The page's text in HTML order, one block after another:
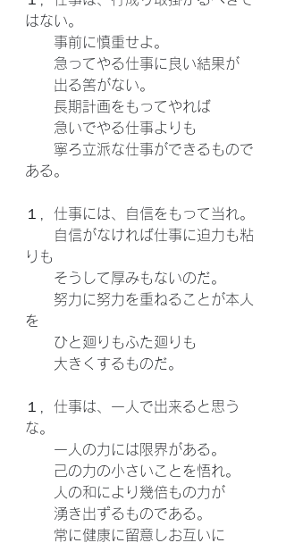
はない。
事前に慎重せよ。
急ってやる仕事に良い結果が
出る筈がない。
長期計画をもってやれば
急いでやる仕事よりも
寧ろ立派な仕事ができるもので
ある。
１，仕事には、自信をもって当れ。
自信がなければ仕事に迫力も粘
りも
そうして厚みもないのだ。
努力に努力を重ねることが本人
を
ひと廻りもふた廻りも
大きくするものだ。
１，仕事は、一人で出来ると思う
な。
一人の力には限界がある。
己の力の小さいことを悟れ。
人の和により幾倍もの力が
湧き出ずるものである。
常に健康に留意しお互いに